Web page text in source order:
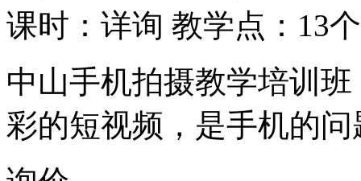
课时：详询 教学点：13个
中山手机拍摄教学培训
彩的短视频，是手机的